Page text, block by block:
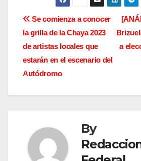
N
a
v
c
a
Se comienza a conocer
la grilla de la Chaya 2023
de artistas locales que
estarán en el escenario del
Autódromo
By